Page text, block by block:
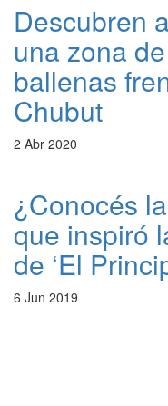
Descubren
una zona
ballenas
Chubut
2 Abr 2020
¿Conocés
que inspiró
de ‘El
6 Jun 2019